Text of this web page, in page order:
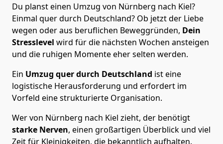
Du planst einen Umzug von Nürnberg nach Kiel?
Einmal quer durch Deutschland? Ob jetzt der Liebe
wegen oder aus beruflichen Beweggründen, Dein
Stresslevel wird für die nächsten Wochen ansteigen
und die ruhigen Momente eher selten werden.
Ein Umzug quer durch Deutschland ist eine
logistische Herausforderung und erfordert im
Vorfeld eine strukturierte Organisation.
Wer von Nürnberg nach Kiel zieht, der benötigt
starke Nerven, einen großartigen Überblick und viel
Zeit für Kleinigkeiten, die bekanntlich aufhalten.